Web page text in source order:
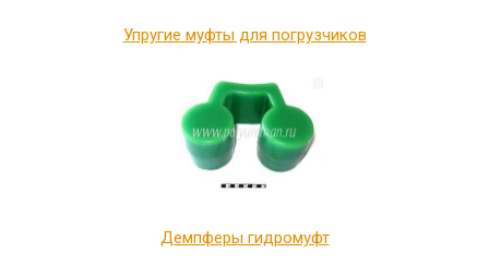
Упругие муфты для погрузчиков
Демпферы гидромуфт